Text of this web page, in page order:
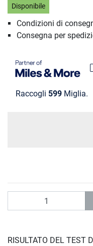
Disponibile
Condizioni di
Consegna per
Raccogli 599 Miglia.
RISULTATO DEL TEST